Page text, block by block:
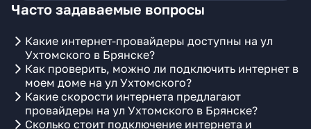
Часто задаваемые вопросы
Какие интернет-провайдеры доступны на ул
Ухтомского в Брянске?
Как проверить, можно ли подключить интернет в
моем доме на ул Ухтомского?
Какие скорости интернета предлагают
провайдеры на ул Ухтомского в Брянске?
Сколько стоит подключение интернета и